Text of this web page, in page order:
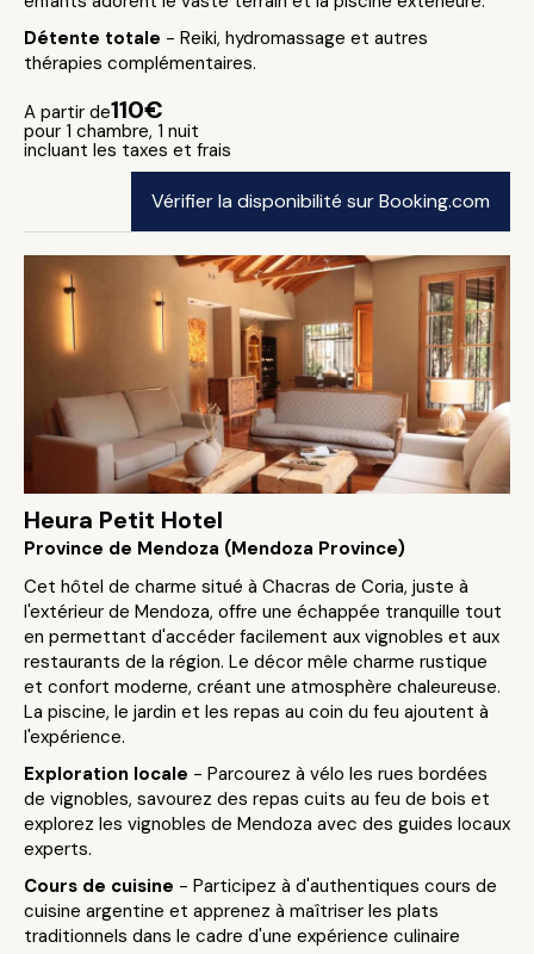
Détente totale - Reiki, hydromassage et autres
thérapies complémentaires.
A partir de110€
pour 1 chambre, 1 nuit
incluant les taxes et frais
Vérifier la disponibilité sur Booking.com
Heura Petit Hotel
Province de Mendoza (Mendoza Province)
Cet hôtel de charme situé à Chacras de Coria, juste à
l'extérieur de Mendoza, offre une échappée tranquille tout
en permettant d'accéder facilement aux vignobles et aux
restaurants de la région. Le décor mêle charme rustique
et confort moderne, créant une atmosphère chaleureuse.
La piscine, le jardin et les repas au coin du feu ajoutent à
l'expérience.
Exploration locale - Parcourez à vélo les rues bordées
de vignobles, savourez des repas cuits au feu de bois et
explorez les vignobles de Mendoza avec des guides locaux
experts.
Cours de cuisine - Participez à d'authentiques cours de
cuisine argentine et apprenez à maîtriser les plats
traditionnels dans le cadre d'une expérience culinaire